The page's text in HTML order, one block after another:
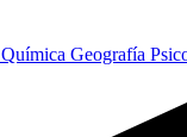
Química Geografía